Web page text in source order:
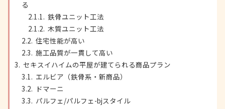
る
鉄骨ユニット工法
木質ユニット工法
住宅性能が高い
施工品質が一貫して高い
セキスイハイムの平屋が建てられる商品プラン
エルビア（鉄骨系・新商品）
ドマーニ
パルフェ/パルフェ-bjスタイル